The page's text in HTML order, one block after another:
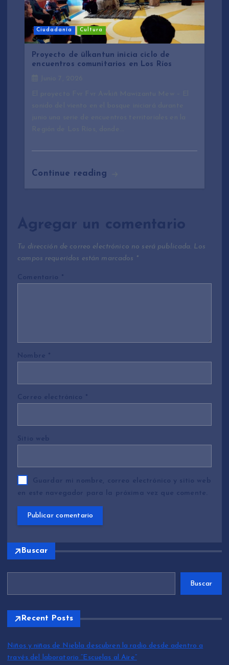
Ciudadanía Cultura
Proyecto de ülkantun inicia ciclo de
encuentros comunitarios en Los Ríos
Continue reading
Agregar un comentario
Tu dirección de correo electrónico no será publicada. Los
campos requeridos están marcados *
Comentario *
Nombre *
Correo electrónico *
Sitio web
Guardar mi nombre, correo electrónico y sitio web
en este navegador para la próxima vez que comente.
Buscar
Buscar
Recent Posts
Niños y niñas de Niebla descubren la radio desde adentro a
través del laboratorio “Escuelas al Aire”